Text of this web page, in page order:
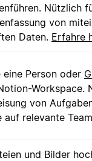
Nützlich
von
Daten. Erfahre
eine Person oder
Workspace.
von
auf relevante
und Bilder